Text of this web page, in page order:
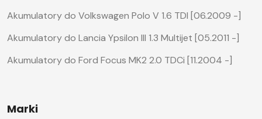
Akumulatory do Volkswagen Polo V 1.6 TDI [06.2009 -]
Akumulatory do Lancia Ypsilon III 1.3 Multijet [05.2011 -]
Akumulatory do Ford Focus MK2 2.0 TDCi [11.2004 -]
Marki